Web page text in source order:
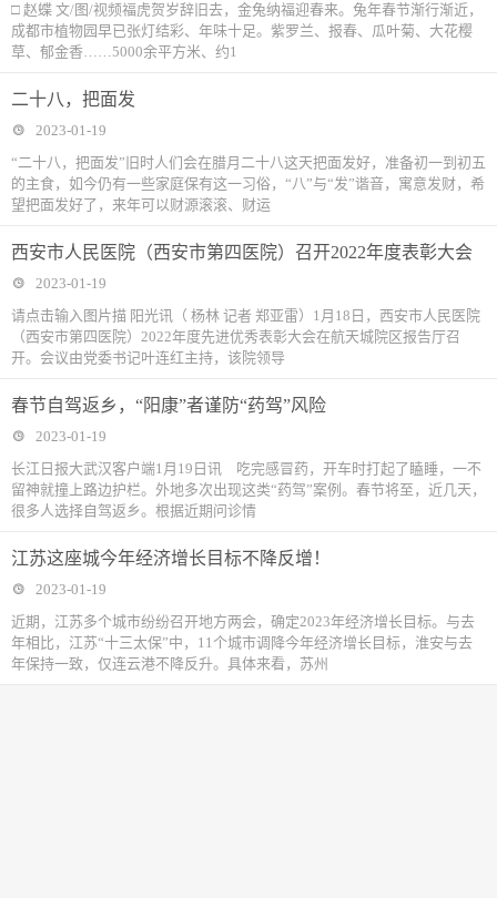
□ 赵蝶 文/图/视频福虎贺岁辞旧去，金兔纳福迎春来。兔年春节渐行渐近，
成都市植物园早已张灯结彩、年味十足。紫罗兰、报春、瓜叶菊、大花樱
草、郁金香……5000余平方米、约1
二十八，把面发
2023-01-19
“二十八，把面发”旧时人们会在腊月二十八这天把面发好，准备初一到初五
的主食，如今仍有一些家庭保有这一习俗，“八”与“发”谐音，寓意发财，希
望把面发好了，来年可以财源滚滚、财运
西安市人民医院（西安市第四医院）召开2022年度表彰大会
2023-01-19
请点击输入图片描 阳光讯（ 杨林 记者 郑亚雷）1月18日，西安市人民医院
（西安市第四医院）2022年度先进优秀表彰大会在航天城院区报告厅召
开。会议由党委书记叶连红主持，该院领导
春节自驾返乡，“阳康”者谨防“药驾”风险
2023-01-19
长江日报大武汉客户端1月19日讯 吃完感冒药，开车时打起了瞌睡，一不
留神就撞上路边护栏。外地多次出现这类“药驾”案例。春节将至，近几天，
很多人选择自驾返乡。根据近期问诊情
江苏这座城今年经济增长目标不降反增！
2023-01-19
近期，江苏多个城市纷纷召开地方两会，确定2023年经济增长目标。与去
年相比，江苏“十三太保”中，11个城市调降今年经济增长目标，淮安与去
年保持一致，仅连云港不降反升。具体来看，苏州